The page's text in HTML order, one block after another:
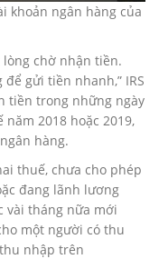
khoản ngân hàng của
chờ nhận tiền.
gửi tiền nhanh,” IRS
tiền trong những ngày
2018 hoặc 2019,
hàng.
thuế, chưa cho phép
đang lãnh lương
vài tháng nữa mới
một người có thu
nhập trên